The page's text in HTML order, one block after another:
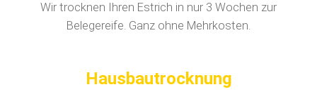
Wir trocknen Ihren Estrich in nur 3 Wochen zur
Belegereife. Ganz ohne Mehrkosten.
Hausbautrocknung